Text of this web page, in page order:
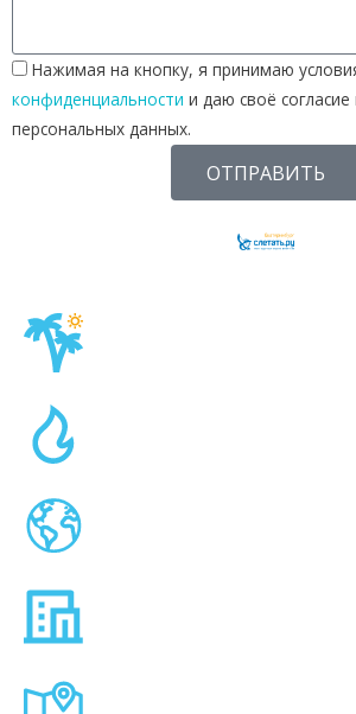
Нажимая на кнопку, я принимаю
конфиденциальности и даю своё
персональных данных.
ОТПРАВИТЬ